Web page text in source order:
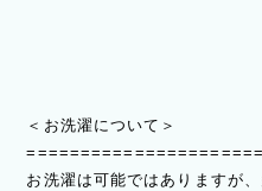
＜お洗濯について＞
お洗濯は可能ではありますが